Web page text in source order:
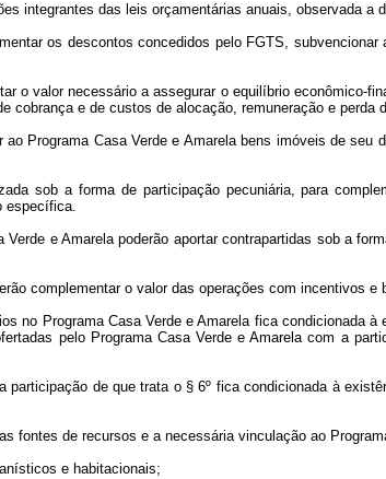
integrantes das leis orçamentárias anuais, observada a
os descontos concedidos pelo FGTS,
o valor necessário a assegurar o equilíbrio
cobrança e de custos de alocação, remuneração e perda
Programa Casa Verde e Amarela bens imóveis de
sob a forma de participação pecuniária, para
específica.
e Amarela poderão aportar contrapartidas sob a
complementar o valor das operações com incentivos
no Programa Casa Verde e Amarela fica condicionada
pelo Programa Casa Verde e Amarela com a
de que trata o § 6º fica condicionada à
fontes de recursos e a necessária vinculação ao
e habitacionais;